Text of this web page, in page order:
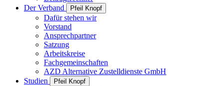
Der Verband
Pfeil Knopf
Dafür stehen wir
Vorstand
Ansprechpartner
Satzung
Arbeitskreise
Fachgemeinschaften
AZD Alternative Zustelldienste GmbH
Studien
Pfeil Knopf